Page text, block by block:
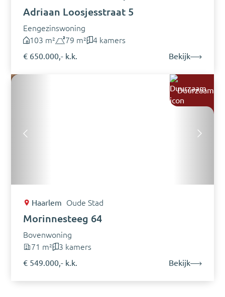
Adriaan Loosjesstraat 5
Eengezinswoning
103 m²
79 m²
4 kamers
€ 650.000,- k.k.
Bekijk
Duurzaam
Haarlem Oude Stad
Morinnesteeg 64
Bovenwoning
71 m²
3 kamers
€ 549.000,- k.k.
Bekijk